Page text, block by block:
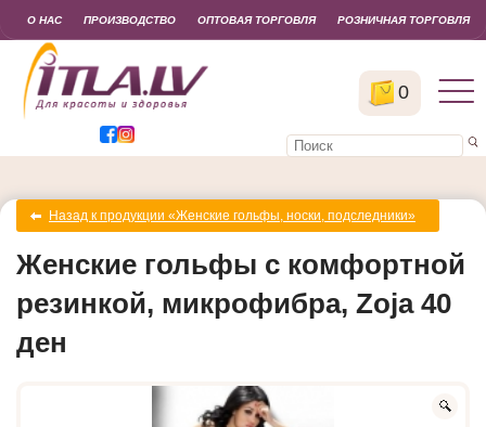
0
О НАС ПРОИЗВОДСТВО ОПТОВАЯ ТОРГОВЛЯ РОЗНИЧНАЯ ТОРГОВЛЯ
Назад к продукции «Женские гольфы, носки, подследники»
Женские гольфы с комфортной
резинкой, микрофибра, Zoja 40
ден